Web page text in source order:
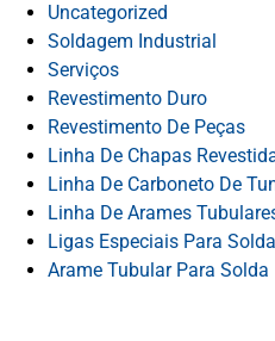
Uncategorized
Soldagem Industrial
Serviços
Revestimento Duro
Revestimento De Peças
Linha De Chapas
Linha De Carboneto De
Linha De Arames
Ligas Especiais Para
Arame Tubular Para Solda